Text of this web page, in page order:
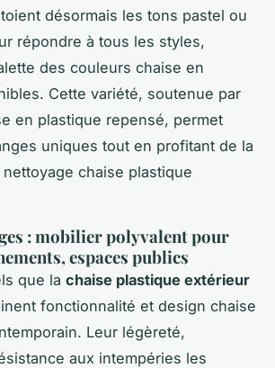
désormais les tons pastel ou
répondre à tous les styles,
des couleurs chaise en
Cette variété, soutenue par
en plastique repensé, permet
uniques tout en profitant de la
chaise plastique
: mobilier polyvalent pour
espaces publics
que la chaise plastique extérieur
fonctionnalité et design chaise
Leur légèreté,
aux intempéries les